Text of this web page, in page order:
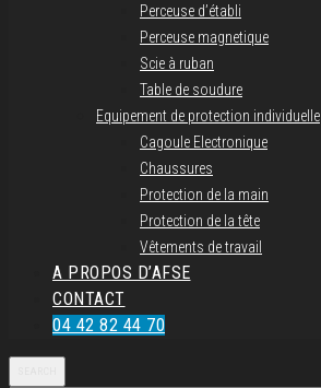
Perceuse d’établi
Perceuse magnetique
Scie à ruban
Table de soudure
Equipement de protection individuelle
Cagoule Electronique
Chaussures
Protection de la main
Protection de la tête
Vêtements de travail
A PROPOS D’AFSE
CONTACT
04 42 82 44 70